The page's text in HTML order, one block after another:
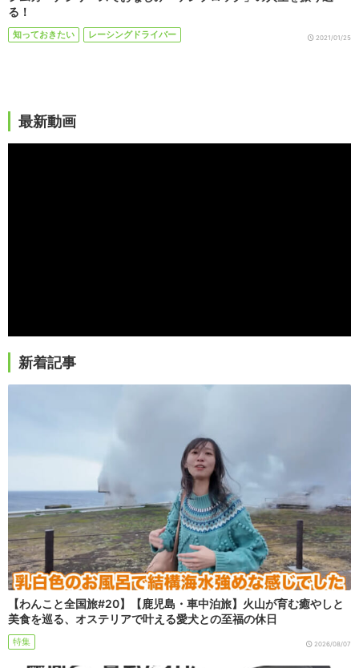
る！
知っておきたい レーシングドライバー 2021/01/25
最新動画
新着記事
【わんこと全国旅#20】【鹿児島・車中泊旅】火山が育む癒やしと
美食を巡る、オステリアで叶える愛犬との至福の休日
特集 2026/08/07